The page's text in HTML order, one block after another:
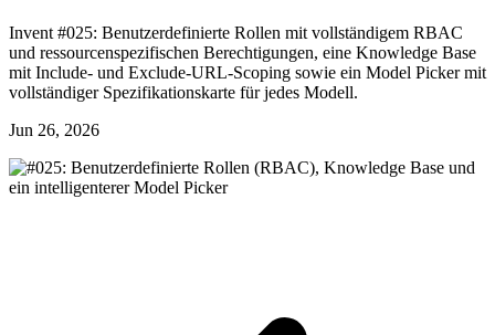
Invent #025: Benutzerdefinierte Rollen mit vollständigem RBAC
und ressourcenspezifischen Berechtigungen, eine Knowledge Base
mit Include- und Exclude-URL-Scoping sowie ein Model Picker mit
vollständiger Spezifikationskarte für jedes Modell.
Jun 26, 2026